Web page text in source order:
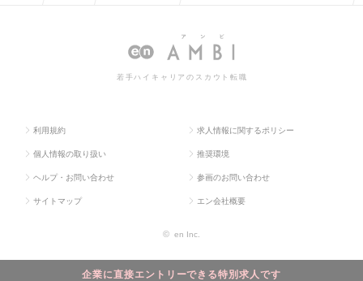
企業に直接エントリーできる特別求人です
ー（その他）の ター｜フレックス制度有の求人情報
若手ハイキャリアのスカウト転職
利用規約 求人情報に関するポリシー
個人情報の取り扱い 推奨環境
ヘルプ・お問い合わせ 参画のお問い合わせ
サイトマップ エン会社概要
© en Inc.